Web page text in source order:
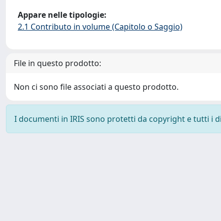
Appare nelle tipologie:
2.1 Contributo in volume (Capitolo o Saggio)
File in questo prodotto:
Non ci sono file associati a questo prodotto.
I documenti in IRIS sono protetti da copyright e tutti i